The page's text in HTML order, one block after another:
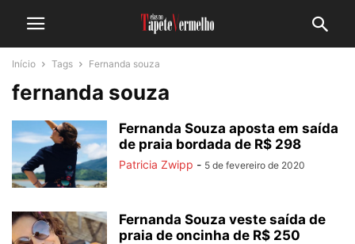
Início Tags Fernanda souza
fernanda souza
Fernanda Souza aposta em saída
de praia bordada de R$ 298
Patricia Zwipp - 5 de fevereiro de 2020
Fernanda Souza veste saída de
praia de oncinha de R$ 250